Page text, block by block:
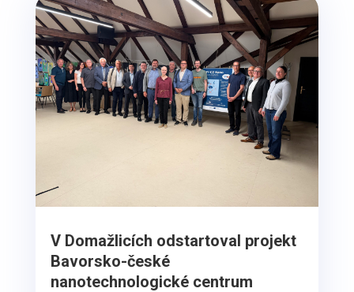
V Domažlicích odstartoval projekt
Bavorsko-české
nanotechnologické centrum